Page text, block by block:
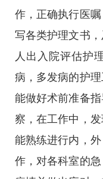
作，正确执行医
写各类护理文书
人出入院评估护
病，多发病的护
能做好术前准备
察，在工作中，
能熟练进行内，
作，对各科室的